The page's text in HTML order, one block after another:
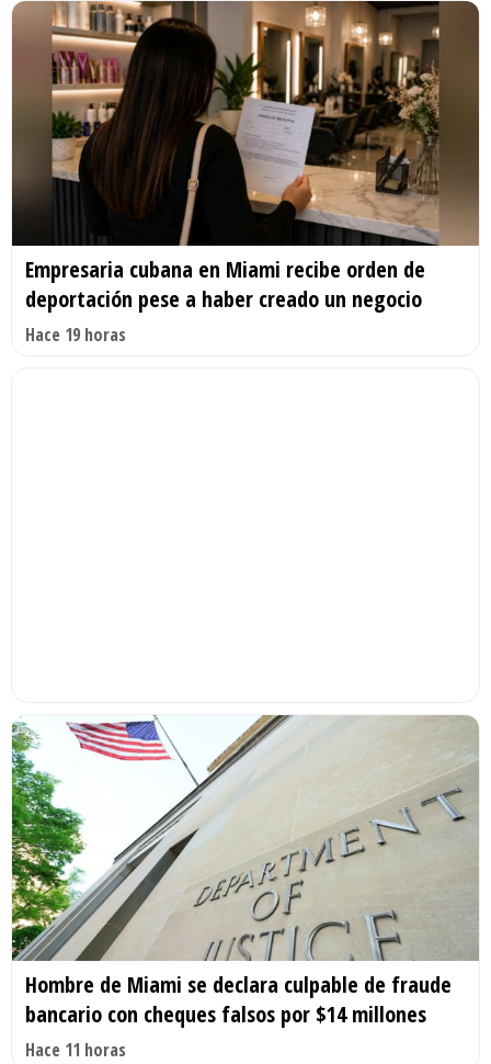
Empresaria cubana en Miami recibe orden de
deportación pese a haber creado un negocio
Hace 19 horas
Hombre de Miami se declara culpable de fraude
bancario con cheques falsos por $14 millones
Hace 11 horas